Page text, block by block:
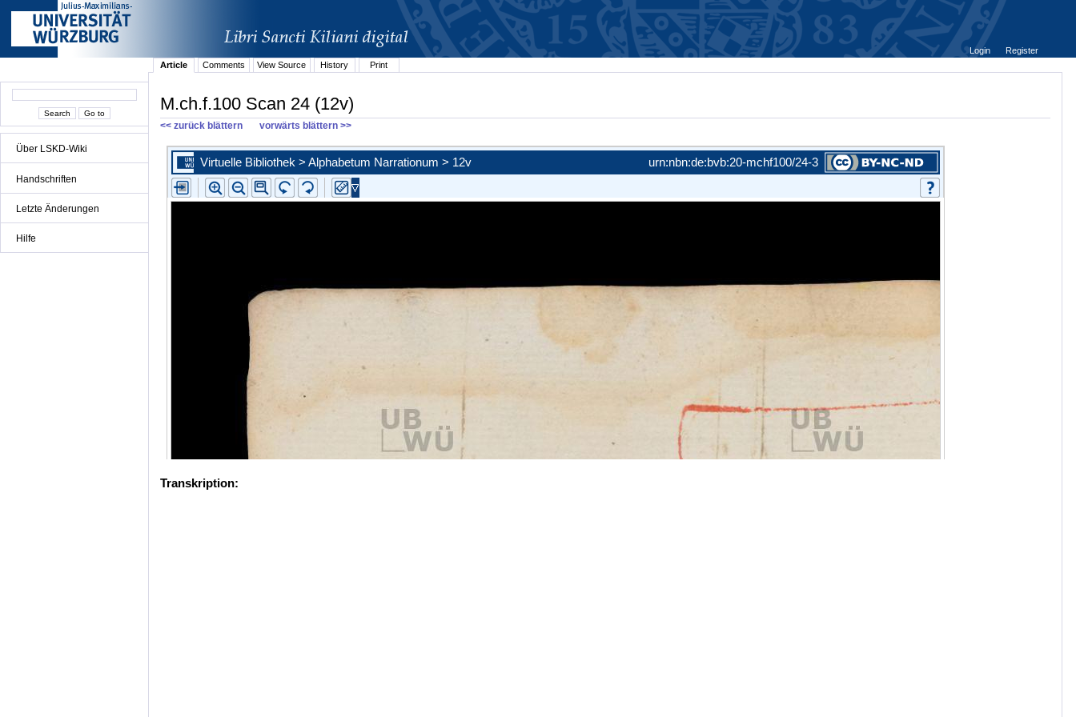
Über LSKD-Wiki
Handschriften
Letzte Änderungen
Hilfe
Login
Register
Article
Comments View Source History Print
M.ch.f.100 Scan 24 (12v)
<< zurück blättern vorwärts blättern >>
Transkription: